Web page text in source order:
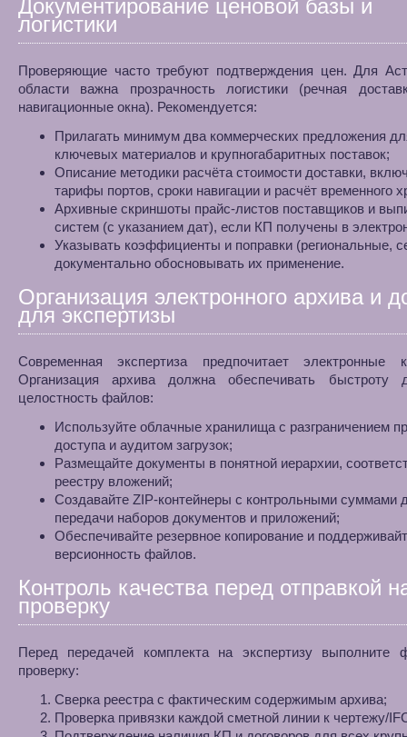
Документирование ценовой базы и
логистики
Проверяющие часто требуют подтверждения цен. Для
области важна прозрачность логистики (речная
навигационные окна). Рекомендуется:
Прилагать минимум два коммерческих предложения
ключевых материалов и крупногабаритных поставок;
Описание методики расчёта стоимости доставки,
тарифы портов, сроки навигации и расчёт временного
Архивные скриншоты прайс‑листов поставщиков и
систем (с указанием дат), если КП получены в
Указывать коэффициенты и поправки (региональные,
документально обосновывать их применение.
Организация электронного архива и
для экспертизы
Современная экспертиза предпочитает электронные
Организация архива должна обеспечивать быстроту
целостность файлов:
Используйте облачные хранилища с разграничением
доступа и аудитом загрузок;
Размещайте документы в понятной иерархии,
реестру вложений;
Создавайте ZIP‑контейнеры с контрольными суммами
передачи наборов документов и приложений;
Обеспечивайте резервное копирование и
версионность файлов.
Контроль качества перед отправкой
проверку
Перед передачей комплекта на экспертизу выполните
проверку:
Сверка реестра с фактическим содержимым архива;
Проверка привязки каждой сметной линии к чертежу/